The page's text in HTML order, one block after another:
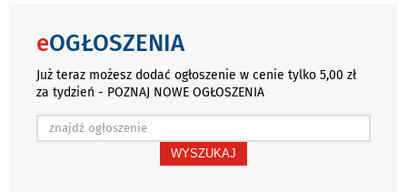
eOGŁOSZENIA
Już teraz możesz dodać ogłoszenie w cenie tylko 5,00 zł
za tydzień - POZNAJ NOWE OGŁOSZENIA
WYSZUKAJ